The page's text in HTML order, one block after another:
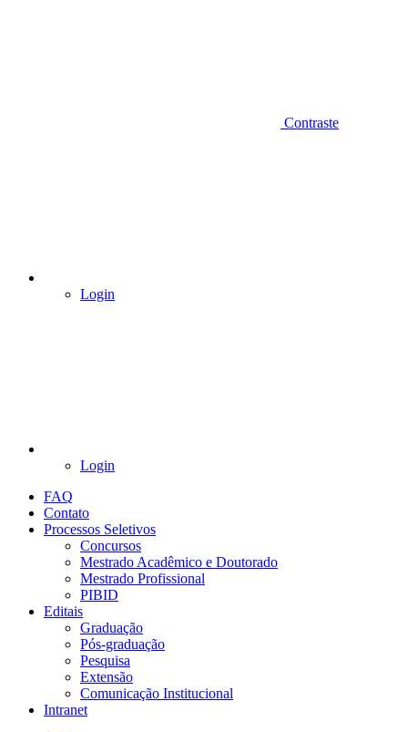
Contraste
Login
Login
FAQ
Contato
Processos Seletivos
Concursos
Mestrado Acadêmico e Doutorado
Mestrado Profissional
PIBID
Editais
Graduação
Pós-graduação
Pesquisa
Extensão
Comunicação Institucional
Intranet